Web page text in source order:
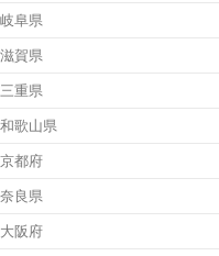
岐阜県
滋賀県
三重県
和歌山県
京都府
奈良県
大阪府